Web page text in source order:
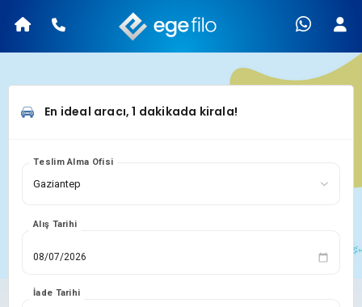
En ideal aracı, 1 dakikada kirala!
Teslim Alma Ofisi
Alış Tarihi
İade Tarihi